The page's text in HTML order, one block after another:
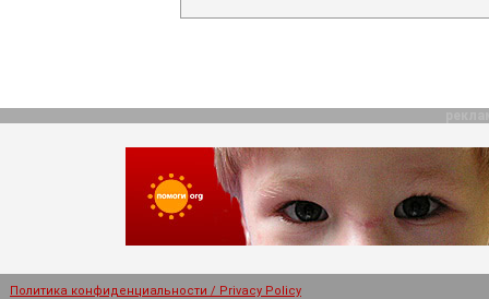
Политика конфиденциальности / Privacy Policy